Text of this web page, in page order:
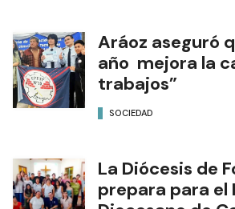
Aráoz aseguró
año mejora la
trabajos”
SOCIEDAD
La Diócesis de
prepara para el